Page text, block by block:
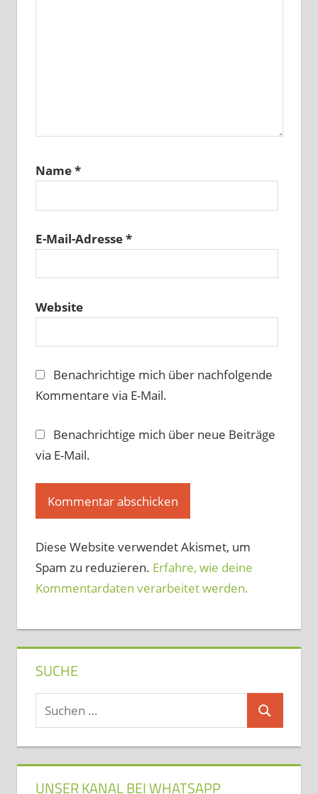
Name*
E-Mail-Adresse*
Website
Benachrichtige mich über nachfolgende
Kommentare via E-Mail.
Benachrichtige mich über neue Beiträge
via E-Mail.
Diese Website verwendet Akismet, um
Spam zu reduzieren. Erfahre, wie deine
Kommentardaten verarbeitet werden.
SUCHE
Suchen
nach:
Suchen
UNSER KANAL BEI WHATSAPP